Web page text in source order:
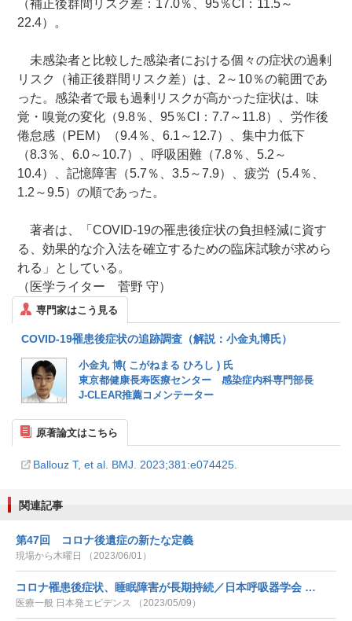
（補正後群間リスク差：17.0％、95％CI：11.5～
22.4）。
未感染者と比較した感染者における個々の症状の過剰
リスク（補正後群間リスク差）は、2～10％の範囲であ
った。感染者で最も過剰リスクが高かった症状は、味
覚・嗅覚の変化（9.8％、95％CI：7.7～11.8）、労作後
倦怠感（PEM）（9.4％、6.1～12.7）、集中力低下
（8.3％、6.0～10.7）、呼吸困難（7.8％、5.2～
10.4）、記憶障害（5.7％、3.5～7.9）、疲労（5.4％、
1.2～9.5）の順であった。
著者は、「COVID-19の罹患後症状の負担軽減に資す
る、効果的な介入法を確立するための臨床試験が求めら
れる」としている。
（医学ライター 菅野 守）
専門家はこう見る
COVID-19罹患後症状の追跡調査（解説：小金丸博氏）
小金丸 博( こがねまる ひろし ) 氏
東京都健康長寿医療センター 感染症内科専門部長
J-CLEAR推薦コメンテーター
原著論文はこちら
Ballouz T, et al. BMJ. 2023;381:e074425.
関連記事
第47回 コロナ後遺症の新たな定義
現場から木曜日 （2023/06/01）
コロナ罹患後症状、睡眠障害が長期持続／日本呼吸器学会 …
医療一般 日本発エビデンス （2023/05/09）